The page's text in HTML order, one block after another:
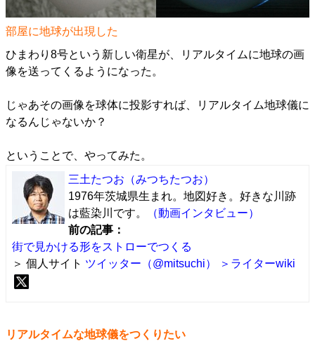
部屋に地球が出現した
ひまわり8号という新しい衛星が、リアルタイムに地球の画
像を送ってくるようになった。
じゃあその画像を球体に投影すれば、リアルタイム地球儀に
なるんじゃないか？
ということで、やってみた。
三土たつお （みつちたつお）
1976年茨城県生まれ。地図好き。好きな川跡
は藍染川です。
（動画インタビュー）
前の記事：
街で見かける形をストローでつくる
＞ 個人サイト ツイッター（@mitsuchi） ＞ライターwiki
リアルタイムな地球儀をつくりたい